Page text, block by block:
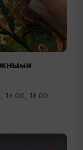
14:00, 18:00